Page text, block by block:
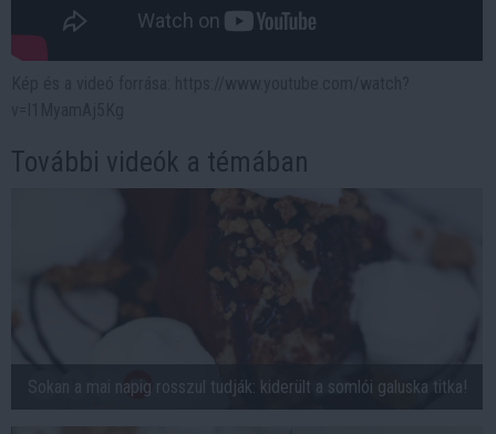
További videók a témában
Sokan a mai napig rosszul tudják: kiderült a somlói galuska titka!